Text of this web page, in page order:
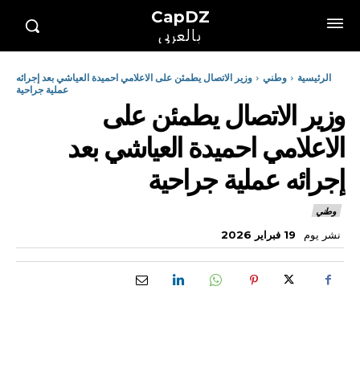
CapDZ
بالعربي
الرئيسية وطني
وزير الاتصال يطمئن على الاعلامي احميدة العياشي بعد إجرائه
عملية جراحية
وزير الاتصال يطمئن على
الاعلامي احميدة العياشي بعد
إجرائه عملية جراحية
وطني
نشر يوم 19 فبراير 2026